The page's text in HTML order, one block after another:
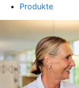
Produkte